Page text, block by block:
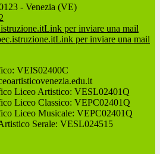
- Venezia (VE)
Link per inviare una mail
Link per inviare una mail
VEIS02400C
Liceo Artistico: VESL02401Q
Liceo Classico: VEPC02401Q
Liceo Musicale: VEPC02401Q
Serale: VESL024515